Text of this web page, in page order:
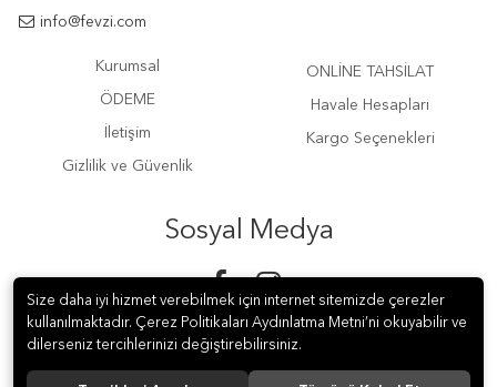
info@fevzi.com
Kurumsal
ÖDEME
İletişim
Gizlilik ve Güvenlik
ONLİNE TAHSİLAT
Havale Hesapları
Kargo Seçenekleri
Sosyal Medya
Size daha iyi hizmet verebilmek için internet sitemizde çerezler
kullanılmaktadır. Çerez Politikaları Aydınlatma Metni’ni okuyabilir ve
dilerseniz tercihlerinizi değiştirebilirsiniz.